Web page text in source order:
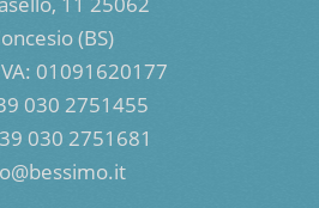
(BS)
01091620177
030 2751455
030 2751681